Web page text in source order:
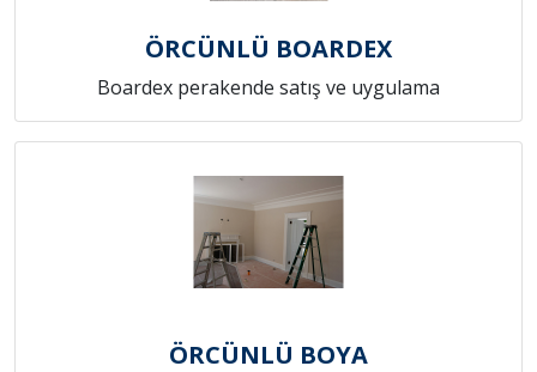
ÖRCÜNLÜ BOARDEX
Boardex perakende satış ve uygulama
ÖRCÜNLÜ BOYA